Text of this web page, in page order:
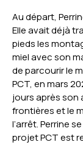
Au départ,
Elle avait déjà
pieds les
miel avec son
de parcourir le
PCT, en mars
jours après son
frontières et le
l’arrêt. Perrine
projet PCT est